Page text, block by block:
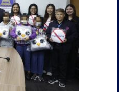
นำ
46
ประชาชน
ฟ้อง
อาญา
ม.157
หน้าที่
รัฐ